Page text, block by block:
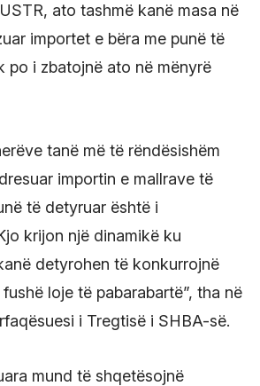
ato tashmë kanë masa në
importet e bëra me punë të
po i zbatojnë ato në mënyrë
tanë më të rëndësishëm
importin e mallrave të
të detyruar është i
krijon një dinamikë ku
detyrohen të konkurrojnë
loje të pabarabartë”, tha në
i Tregtisë i SHBA-së.
mund të shqetësojnë